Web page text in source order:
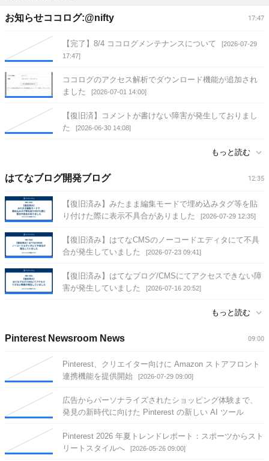
17:47
お知らせココログ:@nifty
【完了】8/4 ココログメンテナンスについて
[2026-07-29
17:47]
ココログのアクセス解析でダウンロード機能が追加され
ました
[2026-07-01 14:00]
【復旧済】コメントが書けない障害が発生しておりまし
た
[2026-06-30 14:08]
もっと読む
12:35
はてなブログ開発ブログ
【復旧済み】みたまま編集モードで埋め込みタグ等を貼
り付けた際に表示不具合がありました
[2026-07-29 12:35]
【復旧済み】はてなCMSのノーコードエディタにて不具
合が発生していました
[2026-07-23 09:41]
【復旧済み】はてなブログ/CMSにてアクセスできない障
害が発生していました
[2026-07-16 20:52]
もっと読む
09:00
Pinterest Newsroom News
Pinterest、クリエイター向けに Amazon ストアフロント
連携機能を提供開始
[2026-07-29 09:00]
広告からパーソナライズされたショッピング体験まで、
発見の新時代に向けた Pinterest の新しい AI ツール
Pinterest 2026 年夏トレンドレポート：スポーツからスト
リートスタイルへ
[2026-05-26 09:00]